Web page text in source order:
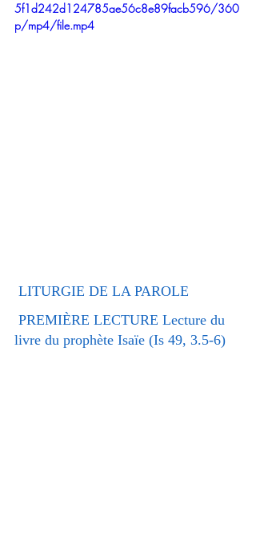
5f1d242d124785ae56c8e89facb596/360
p/mp4/file.mp4
LITURGIE DE LA PAROLE
livre du prophète Isaïe (Is 49, 3.5-6)